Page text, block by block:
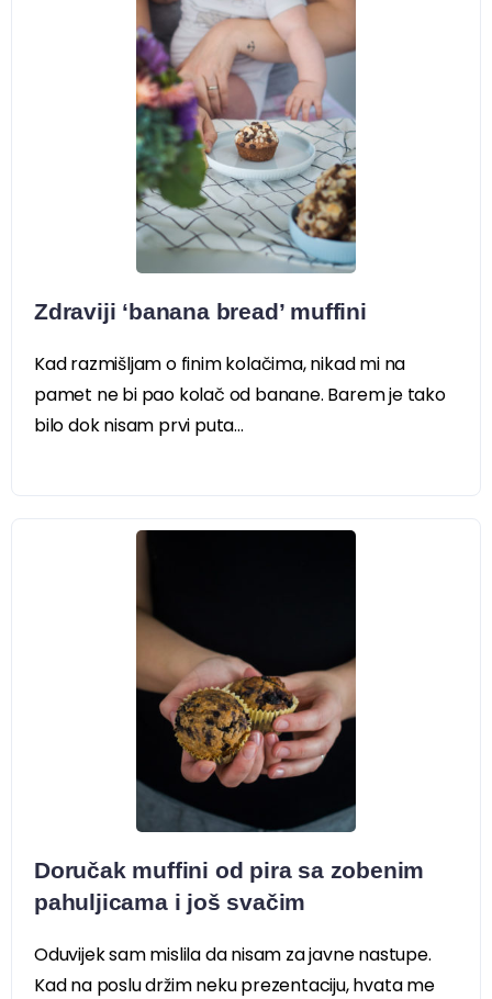
Zdraviji ‘banana bread’ muffini
Kad razmišljam o finim kolačima, nikad mi na
pamet ne bi pao kolač od banane. Barem je tako
bilo dok nisam prvi puta...
Doručak muffini od pira sa zobenim
pahuljicama i još svačim
Oduvijek sam mislila da nisam za javne nastupe.
Kad na poslu držim neku prezentaciju, hvata me